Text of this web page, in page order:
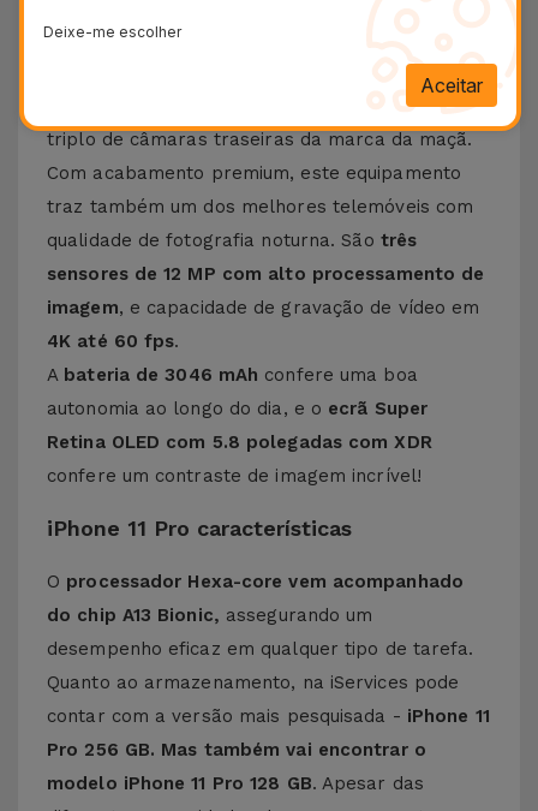
Conheça o iPhone 11 Pro
, lançado em 2019, introduziu os
primeiros equipamentos da marca com sensor
triplo de câmaras traseiras da marca da maçã.
Com acabamento premium, este equipamento
traz também um dos melhores telemóveis com
qualidade de fotografia noturna. São três
sensores de 12 MP com alto processamento de
imagem, e capacidade de gravação de vídeo em
4K até 60 fps.
A bateria de 3046 mAh confere uma boa
autonomia ao longo do dia, e o ecrã Super
Retina OLED com 5.8 polegadas com XDR
confere um contraste de imagem incrível!
iPhone 11 Pro características
O processador Hexa-core vem acompanhado
do chip A13 Bionic, assegurando um
desempenho eficaz em qualquer tipo de tarefa.
Quanto ao armazenamento, na iServices pode
contar com a versão mais pesquisada - iPhone 11
Pro 256 GB. Mas também vai encontrar o
modelo iPhone 11 Pro 128 GB. Apesar das
Deixe-me escolher
Aceitar